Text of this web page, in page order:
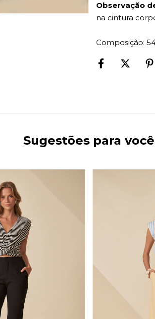
Observação
na cintura
Composição:
Sugestões para você